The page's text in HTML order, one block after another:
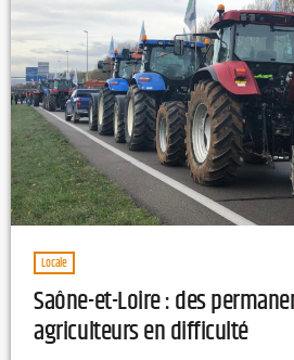
Locale
Saône-et-Loire : des
agriculteurs en difficulté